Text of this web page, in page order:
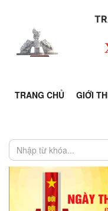
TRANG CHỦ GIỚI